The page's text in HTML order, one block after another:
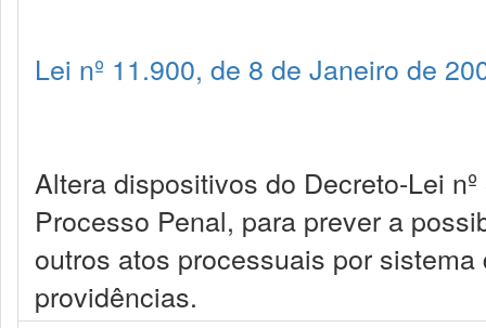
Lei nº 11.900, de 8 de Janeiro de
Altera dispositivos do Decreto-Lei
Processo Penal, para prever a
outros atos processuais por
providências.